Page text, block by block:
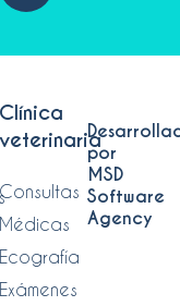
Clínica
veterinaria
Consultas
Médicas
Ecografía
Exámenes
por
MSD
Software
Agency